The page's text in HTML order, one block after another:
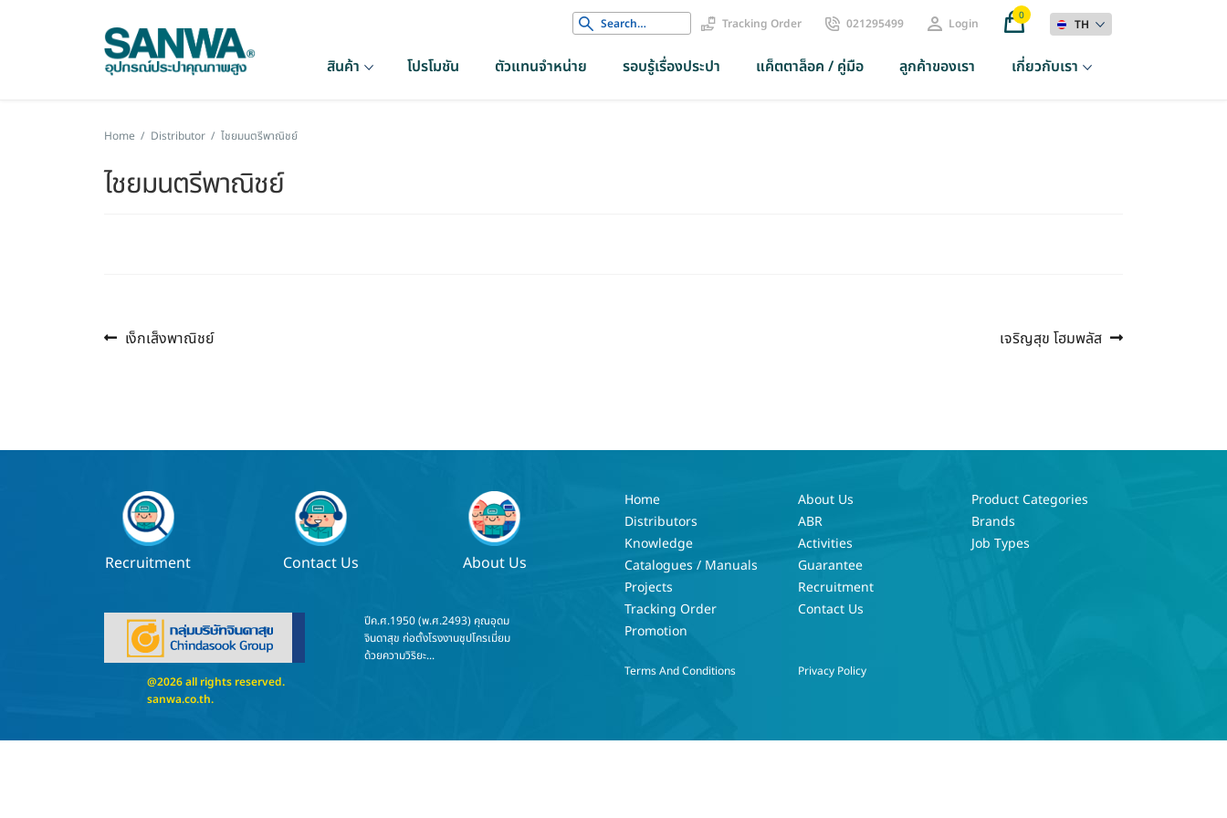
Search
for:
Tracking Order 021295499 Login 0
TH
สินค้า โปรโมชัน ตัวแทนจำหน่าย รอบรู้เรื่องประปา แค็ตตาล็อค / คู่มือ ลูกค้าของเรา เกี่ยวกับเรา
Home / Distributor / ไชยมนตรีพาณิชย์
ไชยมนตรีพาณิชย์
แนะแนว
Previous
เง็กเส็งพาณิชย์
Next
เจริญสุข โฮมพลัส
Recruitment Contact Us About Us
ปีค.ศ.1950 (พ.ศ.2493) คุณอุดม
จินดาสุข ก่อตั้งโรงงานชุปโครเมี่ยม
ด้วยความวิริยะ...
@2026 all rights reserved.
sanwa.co.th.
Home
Distributors
Knowledge
Catalogues / Manuals
Projects
Tracking Order
Promotion
About Us
ABR
Activities
Guarantee
Recruitment
Contact Us
Product Categories
Brands
Job Types
Terms And Conditions Privacy Policy